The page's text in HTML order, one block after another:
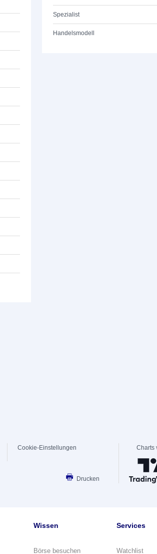
Spezialist
Handelsmodell
Cookie-Einstellungen
Drucken
Charts
Wissen
Börse besuchen
Services
Watchlist